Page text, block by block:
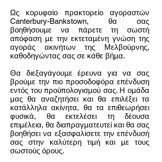
Ως κορυφαίο πρακτορείο αγοραστών
Canterbury-Bankstown, θα σας
βοηθήσουμε να πάρετε τη σωστή
απόφαση με την εκτεταμένη γνώση της
αγοράς ακινήτων της Μελβούρνης,
καθοδηγώντας σας σε κάθε βήμα.
Θα διεξαγάγουμε έρευνα για να σας
βρούμε την πιο προσοδοφόρα επένδυση
εντός του προϋπολογισμού σας. Η ομάδα
μας θα αναζητήσει και θα επιλέξει τα
κατάλληλα ακίνητα, θα τα επιθεωρήσει
φυσικά, θα εκτελέσει τη δέουσα
επιμέλεια, θα διαπραγματευτεί και θα σας
βοηθήσει να εξασφαλίσετε την επένδυσή
σας στην καλύτερη τιμή και με τους
σωστούς όρους.